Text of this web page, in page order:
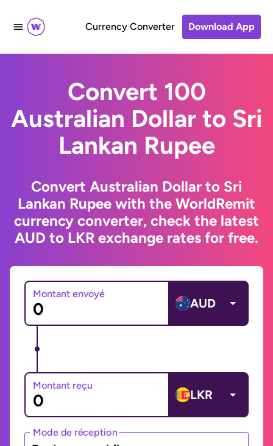
Currency Converter Download App
Convert 100
Australian Dollar to Sri
Lankan Rupee
Convert Australian Dollar to Sri
Lankan Rupee with the WorldRemit
currency converter, check the latest
AUD to LKR exchange rates for free.
Montant envoyé
AUD
Montant reçu
LKR
Mode de réception